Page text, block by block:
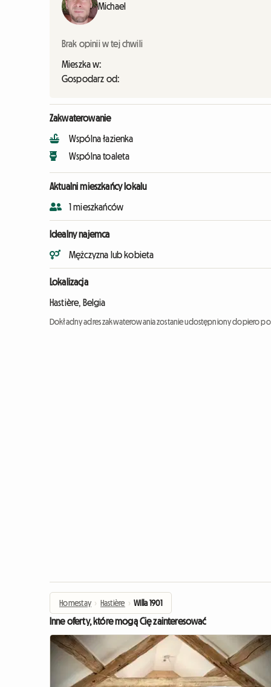
Michael
Brak opinii w tej chwili
Mieszka w:
Gospodarz od:
Zakwaterowanie
Wspólna łazienka
Wspólna toaleta
Aktualni mieszkańcy lokalu
1 mieszkańców
Idealny najemca
Mężczyzna lub kobieta
Lokalizacja
Hastière, Belgia
Dokładny adres zakwaterowania zostanie udostępniony dopiero
Homestay › Hastière › Willa 1901
Inne oferty, które mogą Cię zainteresować